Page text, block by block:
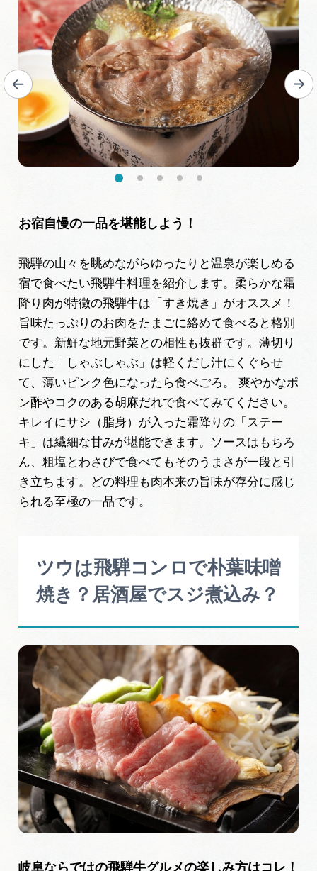
お宿自慢の一品を堪能しよう！
飛騨の山々を眺めながらゆったりと温泉が楽しめる
宿で食べたい飛騨牛料理を紹介します。柔らかな霜
降り肉が特徴の飛騨牛は「すき焼き」がオススメ！
旨味たっぷりのお肉をたまごに絡めて食べると格別
です。新鮮な地元野菜との相性も抜群です。薄切り
にした「しゃぶしゃぶ」は軽くだし汁にくぐらせ
て、薄いピンク色になったら食べごろ。 爽やかなポ
ン酢やコクのある胡麻だれで食べてみてください。
キレイにサシ（脂身）が入った霜降りの「ステー
キ」は繊細な甘みが堪能できます。ソースはもちろ
ん、粗塩とわさびで食べてもそのうまさが一段と引
き立ちます。どの料理も肉本来の旨味が存分に感じ
られる至極の一品です。
ツウは飛騨コンロで朴葉味噌
焼き？居酒屋でスジ煮込み？
岐阜ならではの飛騨牛グルメの楽しみ方はコレ！